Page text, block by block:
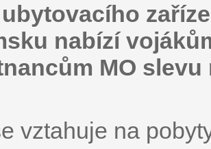
nabízí
MO
vztahuje na